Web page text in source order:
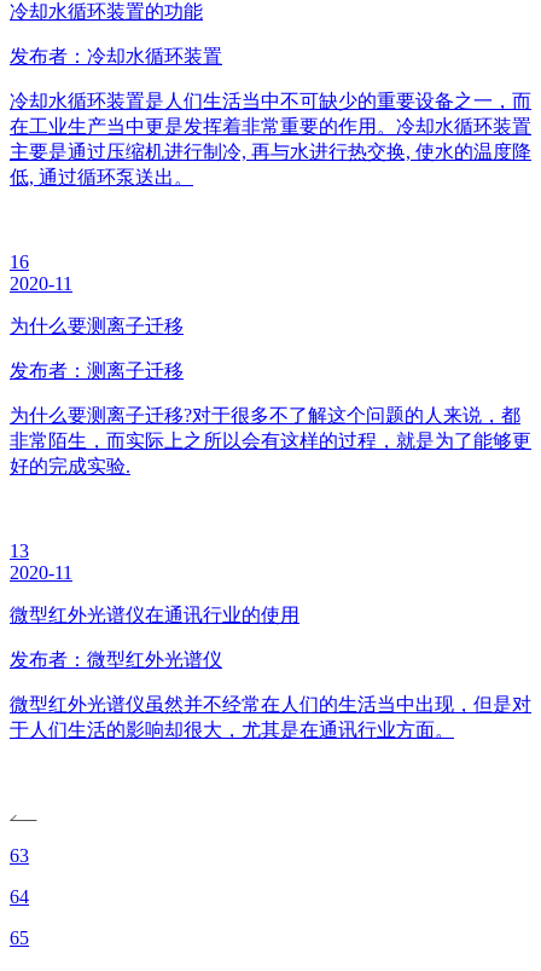
冷却水循环装置的功能
发布者：冷却水循环装置
冷却水循环装置是人们生活当中不可缺少的重要设备之一，而
在工业生产当中更是发挥着非常重要的作用。冷却水循环装置
主要是通过压缩机进行制冷, 再与水进行热交换, 使水的温度降
低, 通过循环泵送出。
16
2020-11
为什么要测离子迁移
发布者：测离子迁移
为什么要测离子迁移?对于很多不了解这个问题的人来说，都
非常陌生，而实际上之所以会有这样的过程，就是为了能够更
好的完成实验.
13
2020-11
微型红外光谱仪在通讯行业的使用
发布者：微型红外光谱仪
微型红外光谱仪虽然并不经常在人们的生活当中出现，但是对
于人们生活的影响却很大，尤其是在通讯行业方面。
63
64
65